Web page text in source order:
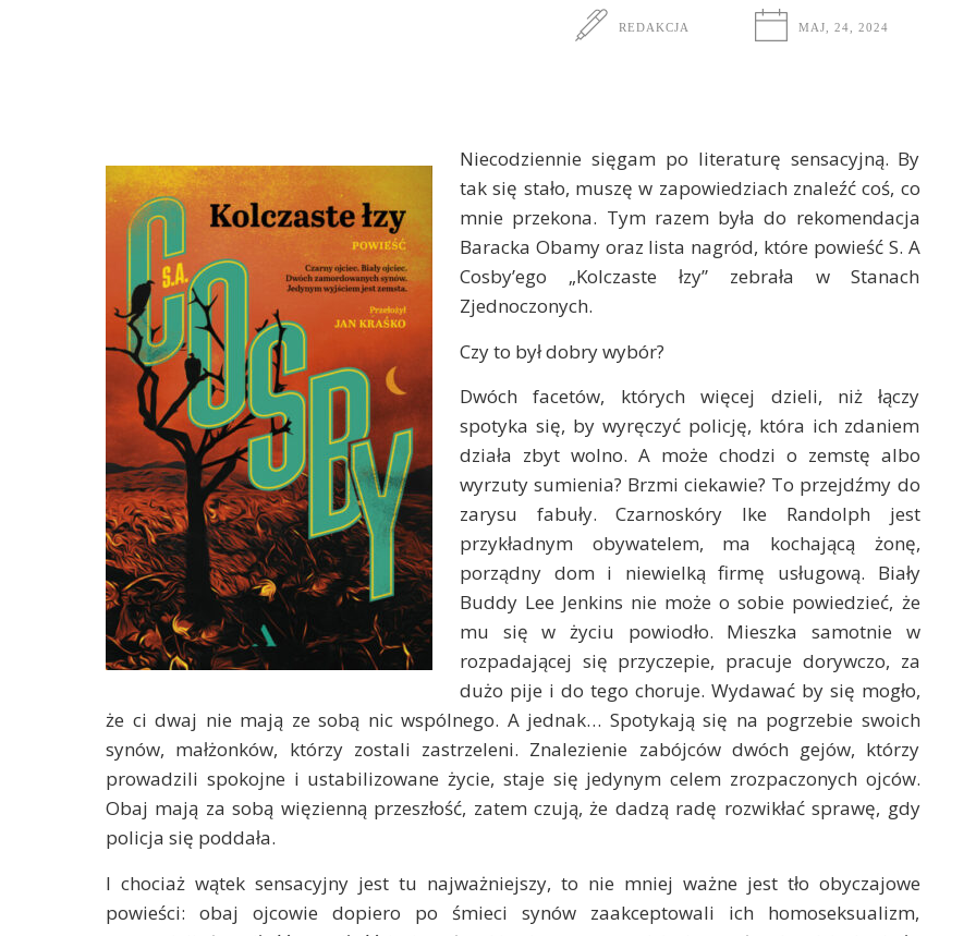
REDAKCJA MAJ, 24, 2024
Niecodziennie sięgam po literaturę sensacyjną. By
tak się stało, muszę w zapowiedziach znaleźć coś, co
mnie przekona. Tym razem była do rekomendacja
Baracka Obamy oraz lista nagród, które powieść S. A
Cosby’ego „Kolczaste łzy” zebrała w Stanach
Zjednoczonych.
Czy to był dobry wybór?
Dwóch facetów, których więcej dzieli, niż łączy
spotyka się, by wyręczyć policję, która ich zdaniem
działa zbyt wolno. A może chodzi o zemstę albo
wyrzuty sumienia? Brzmi ciekawie? To przejdźmy do
zarysu fabuły. Czarnoskóry Ike Randolph jest
przykładnym obywatelem, ma kochającą żonę,
porządny dom i niewielką firmę usługową. Biały
Buddy Lee Jenkins nie może o sobie powiedzieć, że
mu się w życiu powiodło. Mieszka samotnie w
rozpadającej się przyczepie, pracuje dorywczo, za
dużo pije i do tego choruje. Wydawać by się mogło,
że ci dwaj nie mają ze sobą nic wspólnego. A jednak… Spotykają się na pogrzebie swoich
synów, małżonków, którzy zostali zastrzeleni. Znalezienie zabójców dwóch gejów, którzy
prowadzili spokojne i ustabilizowane życie, staje się jedynym celem zrozpaczonych ojców.
Obaj mają za sobą więzienną przeszłość, zatem czują, że dadzą radę rozwikłać sprawę, gdy
policja się poddała.
I chociaż wątek sensacyjny jest tu najważniejszy, to nie mniej ważne jest tło obyczajowe
powieści: obaj ojcowie dopiero po śmieci synów zaakceptowali ich homoseksualizm,